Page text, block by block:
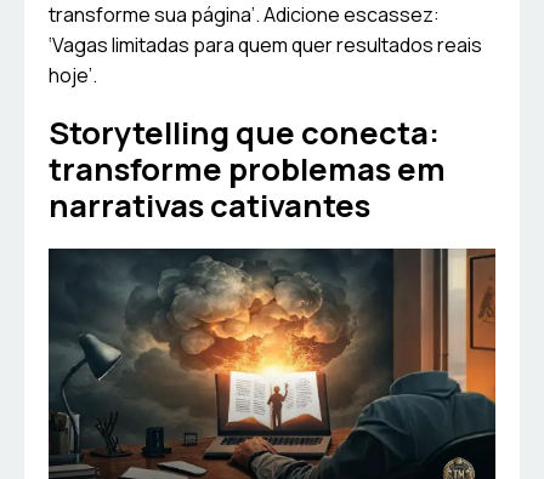
transforme sua página’. Adicione escassez:
‘Vagas limitadas para quem quer resultados reais
hoje’.
Storytelling que conecta:
transforme problemas em
narrativas cativantes